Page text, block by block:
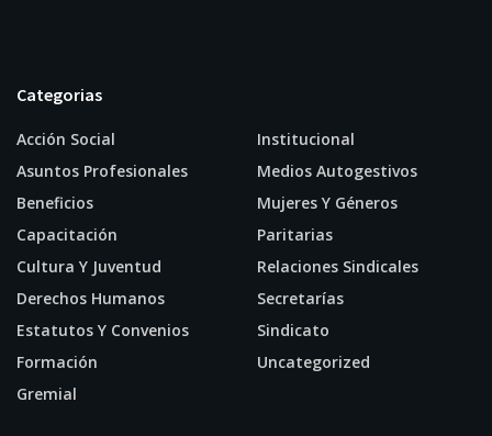
Categorias
Acción Social
Asuntos Profesionales
Beneficios
Capacitación
Cultura Y Juventud
Derechos Humanos
Estatutos Y Convenios
Formación
Gremial
Institucional
Medios Autogestivos
Mujeres Y Géneros
Paritarias
Relaciones Sindicales
Secretarías
Sindicato
Uncategorized